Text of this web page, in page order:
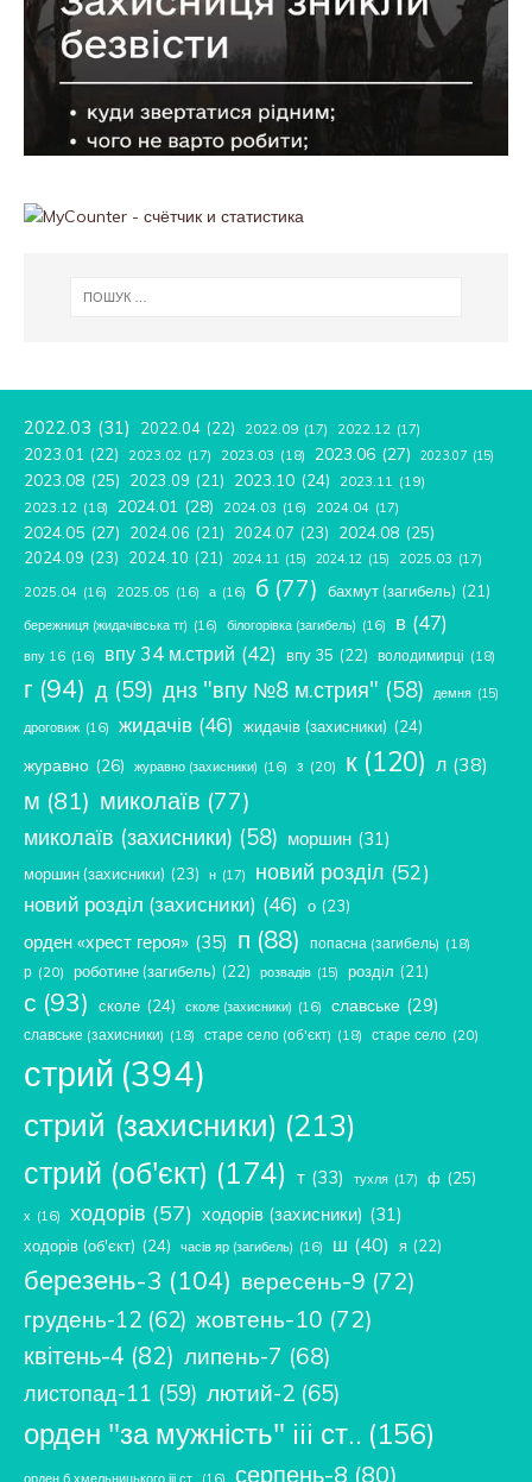
2022.03 (31) 2022.04 (22) 2022.09 (17) 2022.12 (17)
2023.01 (22) 2023.02 (17) 2023.03 (18) 2023.06 (27) 2023.07 (15)
2023.08 (25) 2023.09 (21) 2023.10 (24) 2023.11 (19)
2023.12 (18) 2024.01 (28) 2024.03 (16) 2024.04 (17)
2024.05 (27) 2024.06 (21) 2024.07 (23) 2024.08 (25)
2024.09 (23) 2024.10 (21) 2024.11 (15) 2024.12 (15) 2025.03 (17)
2025.04 (16) 2025.05 (16) а (16) б (77) бахмут (загибель) (21)
бережниця (жидачівська тг) (16) білогорівка (загибель) (16) в (47)
впу 16 (16) впу 34 м.стрий (42) впу 35 (22) володимирці (18)
г (94) д (59) днз "впу №8 м.стрия" (58) демня (15)
дроговиж (16) жидачів (46) жидачів (захисники) (24)
журавно (26) журавно (захисники) (16) з (20) к (120) л (38)
м (81) миколаїв (77)
миколаїв (захисники) (58) моршин (31)
моршин (захисники) (23) н (17) новий розділ (52)
новий розділ (захисники) (46) о (23)
орден «хрест героя» (35) п (88) попасна (загибель) (18)
р (20) роботине (загибель) (22) розвадів (15) розділ (21)
с (93) сколе (24) сколе (захисники) (16) славське (29)
славське (захисники) (18) старе село (об'єкт) (18) старе село (20)
стрий (394)
стрий (захисники) (213)
стрий (об'єкт) (174) т (33) тухля (17) ф (25)
х (16) ходорів (57) ходорів (захисники) (31)
ходорів (об'єкт) (24) часів яр (загибель) (16) ш (40) я (22)
березень-3 (104) вересень-9 (72)
грудень-12 (62) жовтень-10 (72)
квітень-4 (82) липень-7 (68)
листопад-11 (59) лютий-2 (65)
орден "за мужність" iii ст.. (156)
орден б.хмельницького ііі ст. (16) серпень-8 (80)